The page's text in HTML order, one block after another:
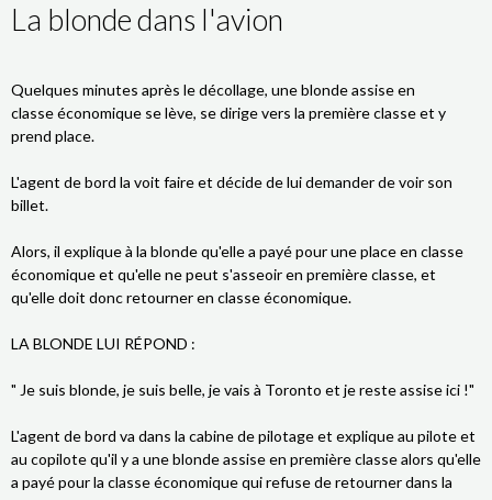
La blonde dans l'avion
Quelques minutes après le décollage, une blonde assise en
classe économique se lève, se dirige vers la première classe et y
prend place.
L'agent de bord la voit faire et décide de lui demander de voir son
billet.
Alors, il explique à la blonde qu'elle a payé pour une place en classe
économique et qu'elle ne peut s'asseoir en première classe, et
qu'elle doit donc retourner en classe économique.
LA BLONDE LUI RÉPOND :
" Je suis blonde, je suis belle, je vais à Toronto et je reste assise ici !"
L'agent de bord va dans la cabine de pilotage et explique au pilote et
au copilote qu'il y a une blonde assise en première classe alors qu'elle
a payé pour la classe économique qui refuse de retourner dans la